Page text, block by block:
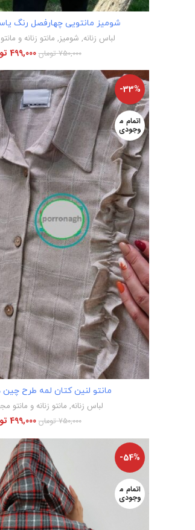
اطلاعات
شومیز مانتویی چهارفصل رنگ
لباس زنانه, شومیز, مانتو زنانه و
750,000 تومان 499,000
-33%
اتمام م
وجودی
اطلاعات
مانتو لنین کتان لمه طرح چین
لباس زنانه, مانتو زنانه و مانتو
750,000 تومان 499,000
-54%
اتمام م
وجودی